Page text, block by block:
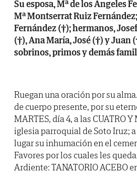
Su esposa, Mª de los Ángeles
Mª Montserrat Ruiz
Fernández (†); hermanos,
(†), Ana María, José (†) y
sobrinos, primos y demás
Ruegan una oración por su
de cuerpo presente, por su
MARTES, día 4, a las CUATRO
iglesia parroquial de Soto Iruz;
lugar su inhumación en el
Favores por los cuales les
Ardiente: TANATORIO ACEBO